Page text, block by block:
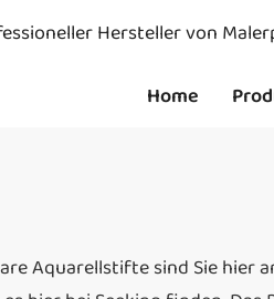
Hersteller von
Home
Aquarellstifte sind Sie hier